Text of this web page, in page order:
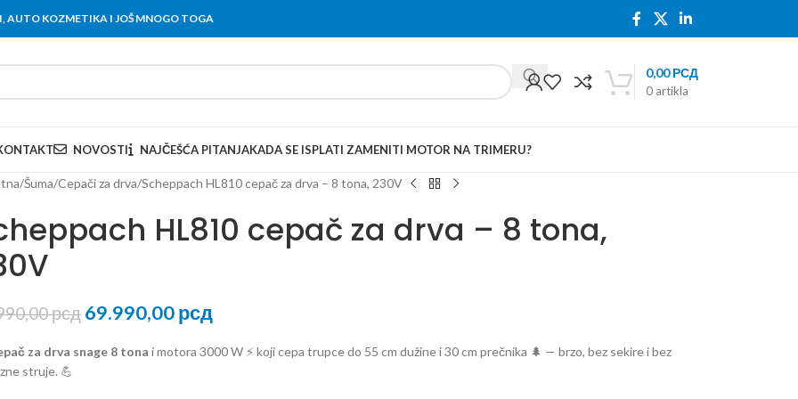
AUTO KOZMETIKA I JOŠ MNOGO TOGA
0 artikla
0,00РСД
NOVOSTI NAJČEŠĆA PITANJAKADA SE ISPLATI ZAMENITI MOTOR NA TRIMERU?
Šuma Cepači za drva Scheppach HL810 cepač za drva – 8 tona, 230V
HL810 cepač za drva – 8 tona,
рсд 69.990,00рсд
za drva snage 8 tona i motora 3000 W ⚡ koji cepa trupce do 55 cm dužine i 30 cm prečnika 🌲 — brzo, bez sekire i bez
struje. 💪